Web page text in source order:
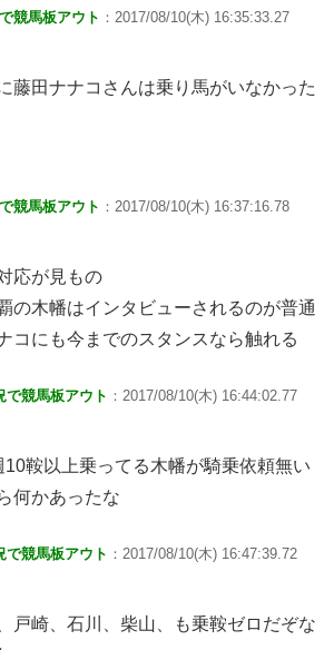
競馬板アウト ：2017/08/10(木) 16:35:33.27
藤田ナナコさんは乗り馬がいなかった
競馬板アウト ：2017/08/10(木) 16:37:16.78
応が見もの
の木幡はインタビューされるのが普通
コにも今までのスタンスなら触れる
で競馬板アウト ：2017/08/10(木) 16:44:02.77
鞍以上乗ってる木幡が騎乗依頼無い
何かあったな
で競馬板アウト ：2017/08/10(木) 16:47:39.72
戸崎、石川、柴山、も乗鞍ゼロだぞな